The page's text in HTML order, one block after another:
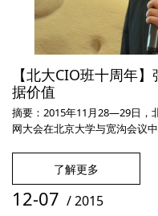
【北大CIO班十周年
据价值
摘要：2015年11月28—29日，
网大会在北京大学与宽沟会议
讲。关键词：北大CIO班
会暨首届中国行业互联网大会
日，互联网+企业分论坛在宽沟
了解更多
12-07 /2015